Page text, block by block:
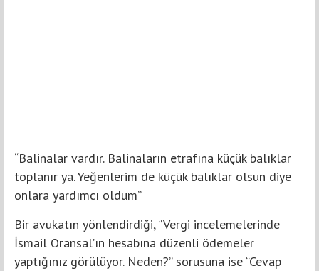
“Balinalar vardır. Balinaların etrafına küçük balıklar
toplanır ya. Yeğenlerim de küçük balıklar olsun diye
onlara yardımcı oldum”
Bir avukatın yönlendirdiği, “Vergi incelemelerinde
İsmail Oransal’ın hesabına düzenli ödemeler
yaptığınız görülüyor. Neden?” sorusuna ise “Cevap